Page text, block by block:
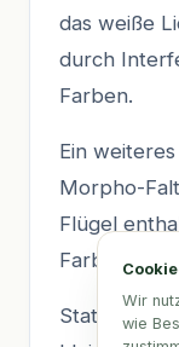
Wir
wie
das weiße
durch
Farben.
Ein
Morpho-
Flügel
Stattdessen